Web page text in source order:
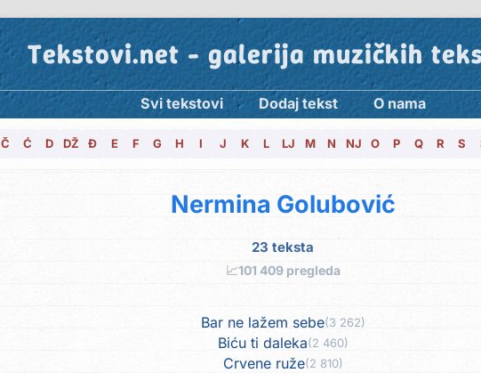
Tekstovi.net - galerija muzičkih
Svi tekstovi Dodaj tekst O nama
Č Ć D DŽ Đ E F G H I J K L LJ M N NJ O P Q R S
Nermina Golubović
23 teksta
📈101 409 pregleda
Bar ne lažem sebe(3 262)
Biću ti daleka(2 460)
Crvene ruže(2 810)